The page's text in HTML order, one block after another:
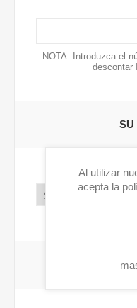
NOTA: Introduzca el
descontar
SU
Al utilizar
acepta la